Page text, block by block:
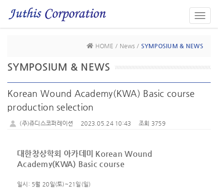
HOME / News / SYMPOSIUM & NEWS
SYMPOSIUM & NEWS
Korean Wound Academy(KWA) Basic course
production selection
(주)쥬디스코퍼레이션 2023.05.24 10:43 조회 3759
대한창상학회 아카데미 Korean Wound
Academy(KWA) Basic course
일시: 5월 20일(토)~21일(일)